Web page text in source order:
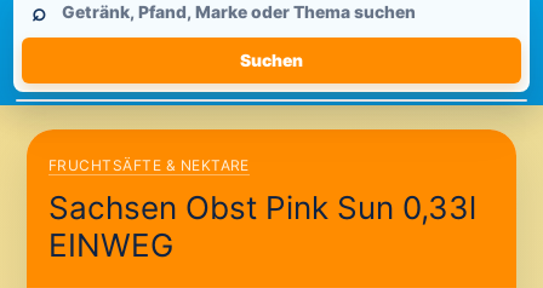
durchsuchen
⌕
Suchen
FRUCHTSÄFTE & NEKTARE
Sachsen Obst Pink Sun 0,33l
EINWEG